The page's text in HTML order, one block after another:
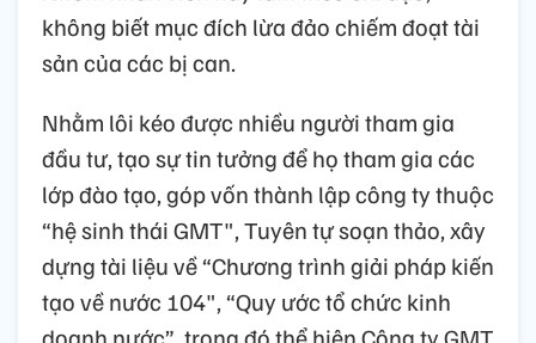
không biết mục đích lừa đảo chiếm đoạt tài
sản của các bị can.
Nhằm lôi kéo được nhiều người tham gia
đầu tư, tạo sự tin tưởng để họ tham gia các
lớp đào tạo, góp vốn thành lập công ty thuộc
“hệ sinh thái GMT", Tuyên tự soạn thảo, xây
dựng tài liệu về “Chương trình giải pháp kiến
tạo về nước 104", “Quy ước tổ chức kinh